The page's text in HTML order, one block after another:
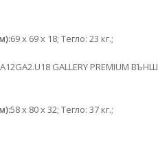
69 x 69 x 18; Тегло: 23 кг.;
GALLERY PREMIUM ВЪНШ
58 x 80 x 32; Тегло: 37 кг.;